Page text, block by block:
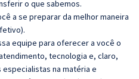
o que sabemos.
a se preparar da melhor maneira
equipe para oferecer a você o
tecnologia e, claro,
na matéria e